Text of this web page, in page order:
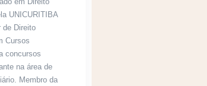
UNICURITIBA
de Direito
Cursos
concursos
na área de
Membro da